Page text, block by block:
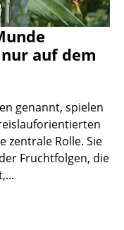
auf dem
genannt, spielen
zentrale Rolle. Sie
Fruchtfolgen, die